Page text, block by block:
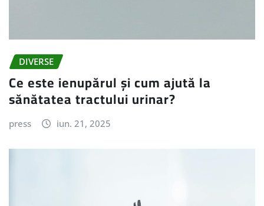
DIVERSE
Ce este ienupărul și cum ajută la
sănătatea tractului urinar?
press iun. 21, 2025